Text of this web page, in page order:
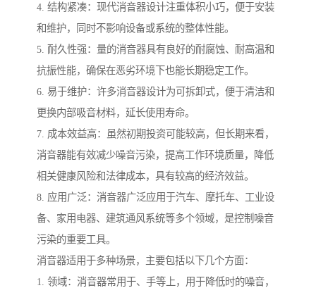
4. 结构紧凑：现代消音器设计注重体积小巧，便于安装
和维护，同时不影响设备或系统的整体性能。
5. 耐久性强：量的消音器具有良好的耐腐蚀、耐高温和
抗振性能，确保在恶劣环境下也能长期稳定工作。
6. 易于维护：许多消音器设计为可拆卸式，便于清洁和
更换内部吸音材料，延长使用寿命。
7. 成本效益高：虽然初期投资可能较高，但长期来看，
消音器能有效减少噪音污染，提高工作环境质量，降低
相关健康风险和法律成本，具有较高的经济效益。
8. 应用广泛：消音器广泛应用于汽车、摩托车、工业设
备、家用电器、建筑通风系统等多个领域，是控制噪音
污染的重要工具。
消音器适用于多种场景，主要包括以下几个方面：
1. 领域：消音器常用于、手等上，用于降低时的噪音，